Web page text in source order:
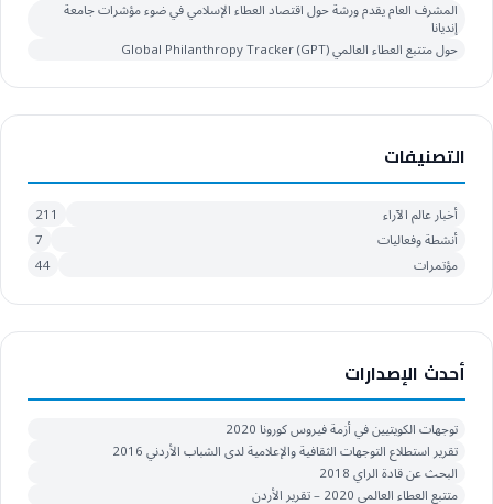
المشرف العام يقدم ورشة حول اقتصاد العطاء الإسلامي في ضوء مؤشرات جامعة
إنديانا
حول متتبع العطاء العالمي Global Philanthropy Tracker (GPT)
التصنيفات
أخبار عالم الآراء
211
أنشطة وفعاليات
7
مؤتمرات
44
أحدث الإصدارات
توجهات الكويتيين في أزمة فيروس كورونا 2020
تقرير استطلاع التوجهات الثقافية والإعلامية لدى الشباب الأردني 2016
البحث عن قادة الراي 2018
متتبع العطاء العالمي 2020 – تقرير الأردن